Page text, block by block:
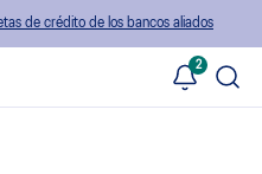
de crédito de los bancos aliados
2